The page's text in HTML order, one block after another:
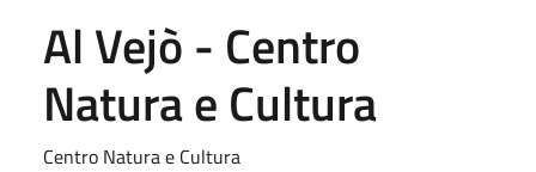
Al Vejò - Centro
Natura e Cultura
Centro Natura e Cultura